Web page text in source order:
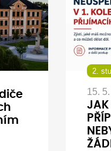
2.
15.
JAK